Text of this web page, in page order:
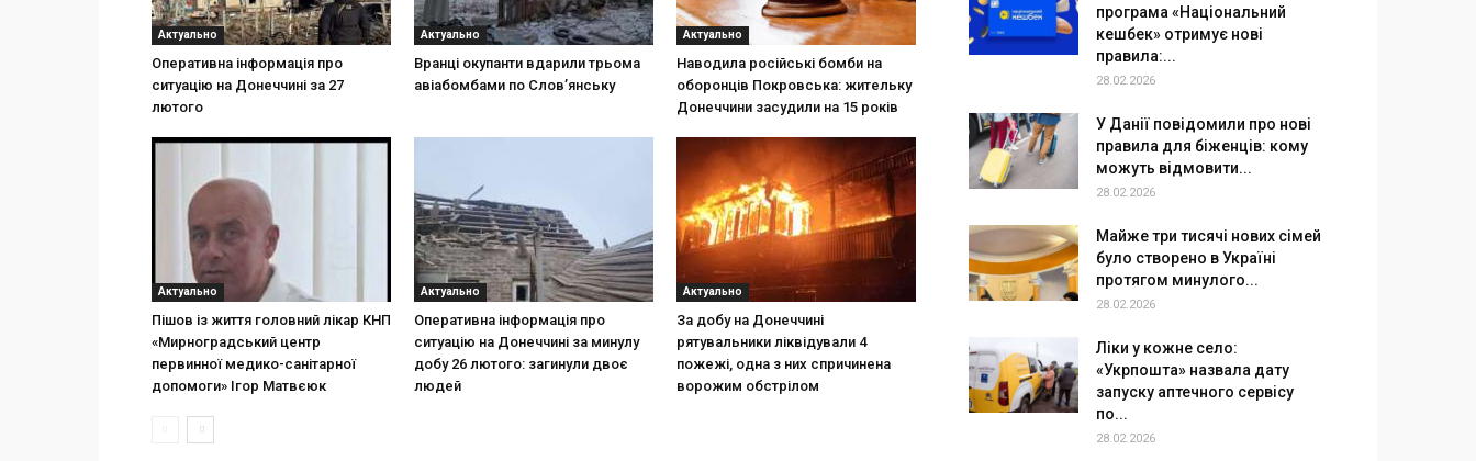
Актуально
Оперативна інформація про
ситуацію на Донеччині за 27
лютого
Актуально
Вранці окупанти вдарили трьома
авіабомбами по Слов’янську
Актуально
Наводила російські бомби на
оборонців Покровська: жительку
Донеччини засудили на 15 років
Актуально
Пішов із життя головний лікар КНП
«Мирноградський центр
первинної медико-санітарної
допомоги» Ігор Матвєюк
Актуально
Оперативна інформація про
ситуацію на Донеччині за минулу
добу 26 лютого: загинули двоє
людей
Актуально
За добу на Донеччині
рятувальники ліквідували 4
пожежі, одна з них спричинена
ворожим обстрілом
програма «Національний
кешбек» отримує нові
правила:...
28.02.2026
У Данії повідомили про нові
правила для біженців: кому
можуть відмовити...
28.02.2026
Майже три тисячі нових сімей
було створено в Україні
протягом минулого...
28.02.2026
Ліки у кожне село:
«Укрпошта» назвала дату
запуску аптечного сервісу
по...
28.02.2026